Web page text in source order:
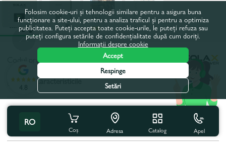
Codul produsului:
Toate caracteristicile
Specificațiile produsului
Putere maxima aparenta, W: 30000
RO
Coș Adresa Catalog Apel
4.8
Folosim cookie-uri și tehnologii similare pentru a asigura buna
funcționare a site-ului, pentru a analiza traficul și pentru a optimiza
publicitatea. Puteți accepta toate cookie-urile, le puteți refuza sau
puteți configura setările de confidențialitate după cum doriți.
Informații despre cookie
Accept
Respinge
Setări